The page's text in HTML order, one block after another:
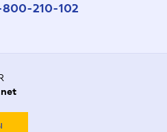
210-102